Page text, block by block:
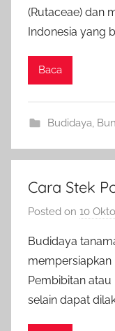
(Rutaceae) dan
Indonesia yang
Baca
Budidaya
Cara Stek
Posted on 10
Budidaya
mempersiapkan
Pembibitan
selain dapat